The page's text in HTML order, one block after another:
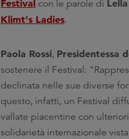
Festival con le parole di
Klimt's Ladies.
Paola Rossi, Presidentessa
sostenere il Festival:
declinata nelle sue diverse
questo, infatti, un Festival
vallate piacentine con
solidarietà internazionale